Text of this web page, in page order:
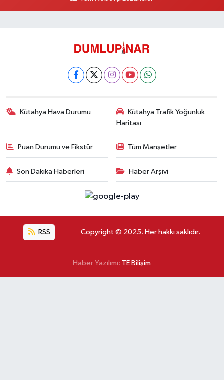
Kütahya Hava Durumu
Kütahya Trafik Yoğunluk
Haritası
Puan Durumu ve Fikstür Tüm Manşetler
Son Dakika Haberleri Haber Arşivi
RSS Copyright © 2025. Her hakkı saklıdır.
Haber Yazılımı: TE Bilişim